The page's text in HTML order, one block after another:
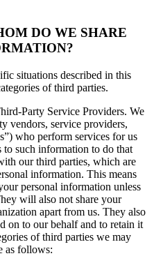
DO WE SHARE
situations described in this
of third parties.
Party Service Providers. We
vendors, service providers,
who perform services for us
to such information to do that
our third parties, which are
information. This means
personal information unless
will also not share your
apart from us. They also
on to our behalf and to retain it
of third parties we may
as follows: